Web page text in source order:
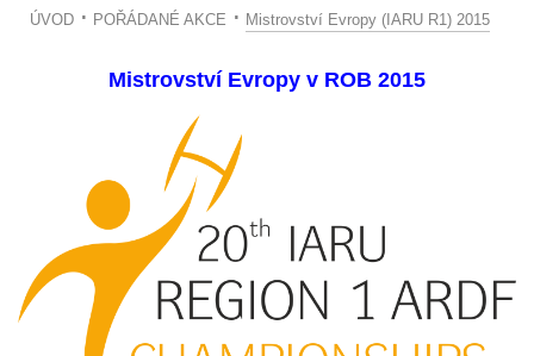
ÚVOD POŘÁDANÉ AKCE Mistrovství Evropy (IARU R1) 2015
Mistrovství Evropy v ROB 2015